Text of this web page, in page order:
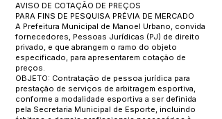
AVISO DE COTAÇÃO DE PREÇOS
PARA FINS DE PESQUISA PRÉVIA DE MERCADO
A Prefeitura Municipal de Manoel Urbano, convida
fornecedores, Pessoas Jurídicas (PJ) de direito
privado, e que abrangem o ramo do objeto
especificado, para apresentarem cotação de
preços.
OBJETO: Contratação de pessoa jurídica para
prestação de serviços de arbitragem esportiva,
conforme a modalidade esportiva a ser definida
pela Secretaria Municipal de Esporte, incluindo